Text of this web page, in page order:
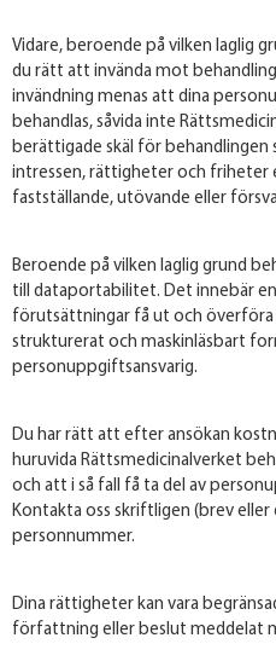
Vidare, beroende på vilken laglig
du rätt att invända mot
invändning menas att dina
behandlas, såvida inte
berättigade skäl för behandlingen
intressen, rättigheter och friheter
fastställande, utövande eller
Beroende på vilken laglig grund
till dataportabilitet. Det innebär
förutsättningar få ut och
strukturerat och maskinläsbart
personuppgiftsansvarig.
Du har rätt att efter ansökan
huruvida Rättsmedicinalverket
och att i så fall få ta del av
Kontakta oss skriftligen (brev
personnummer.
Dina rättigheter kan vara
författning eller beslut meddelat